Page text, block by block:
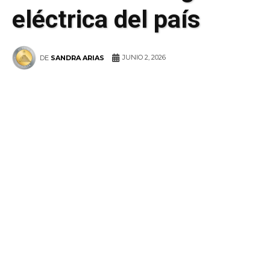
eléctrica del país
DE SANDRA ARIAS JUNIO 2, 2026